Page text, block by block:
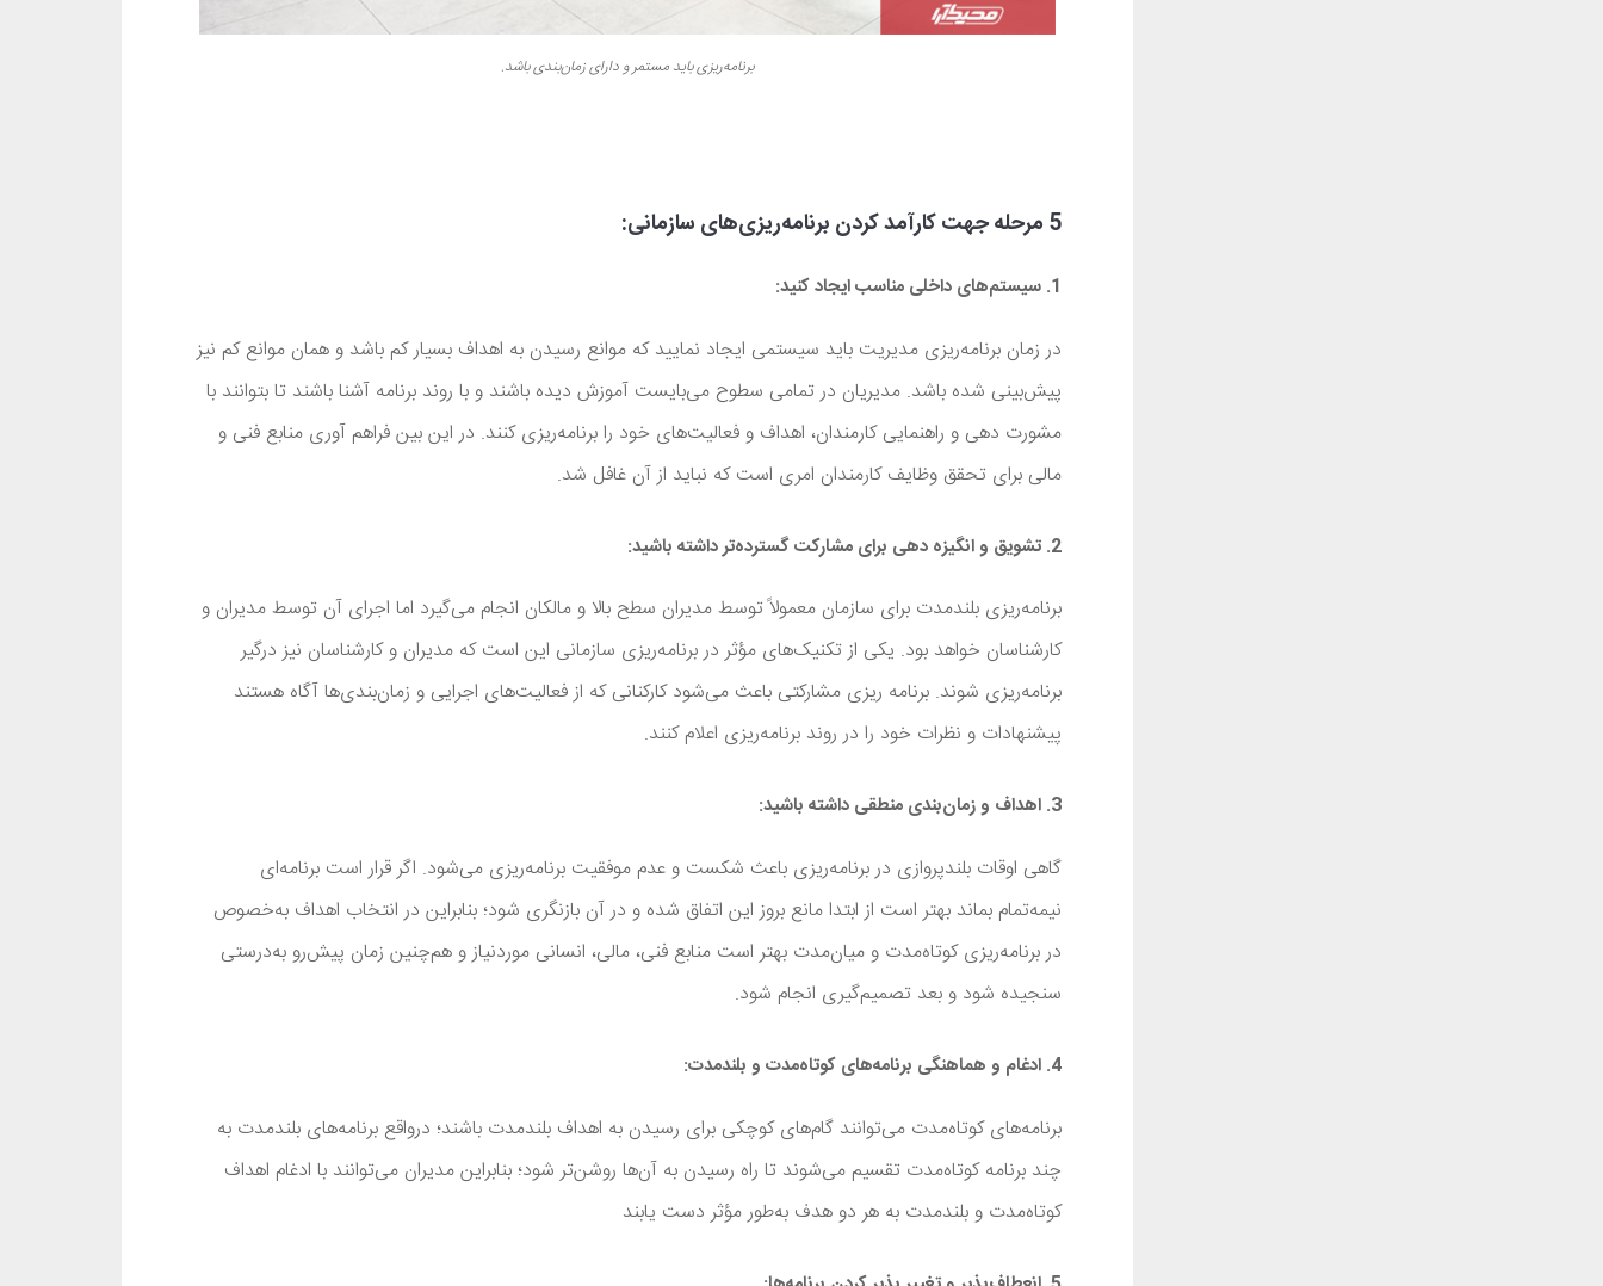
برنامه‌ریزی باید مستمر و دارای زمان‌بندی باشد.
5 مرحله جهت کارآمد کردن برنامه‌ریزی‌های سازمانی:
1. سیستم‌‌های داخلی مناسب ایجاد کنید:
در زمان برنامه‌ریزی مدیریت باید سیستمی ایجاد نمایید که موانع رسیدن به اهداف بسیار کم باشد و همان موانع کم نیز
پیش‌بینی شده باشد. مدیریان در تمامی سطوح می‌بایست آموزش دیده باشند و با روند برنامه آشنا باشند تا بتوانند با
مشورت دهی و راهنمایی کارمندان، اهداف و فعالیت‌های خود را برنامه‌ریزی کنند. در این بین فراهم آوری منابع فنی و
مالی برای تحقق وظایف کارمندان امری است که نباید از آن غافل شد.
2. تشویق و انگیزه دهی برای مشارکت گسترده‌تر داشته باشید:
برنامه‌ریزی بلندمدت برای سازمان معمولاً توسط مدیران سطح بالا و مالکان انجام می‌گیرد اما اجرای آن توسط مدیران و
کارشناسان خواهد بود. یکی از تکنیک‌های مؤثر در برنامه‌ریزی سازمانی این است که مدیران و کارشناسان نیز درگیر
برنامه‌ریزی شوند. برنامه ریزی مشارکتی باعث می‌شود کارکنانی که از فعالیت‌های اجرایی و زمان‌بندی‌ها آگاه هستند
پیشنهادات و نظرات خود را در روند برنامه‌ریزی اعلام کنند.
3. اهداف و زمان‌بندی منطقی داشته باشید:
گاهی اوقات بلندپروازی در برنامه‌ریزی باعث شکست و عدم موفقیت برنامه‌ریزی می‌شود. اگر قرار است برنامه‌ای
نیمه‌تمام بماند بهتر است از ابتدا مانع بروز این اتفاق شده و در آن بازنگری شود؛ بنابراین در انتخاب اهداف به‌خصوص
در برنامه‌ریزی کوتاه‌مدت و میان‌مدت بهتر است منابع فنی، مالی، انسانی موردنیاز و هم‌چنین زمان پیش‌رو به‌درستی
سنجیده شود و بعد تصمیم‌گیری انجام شود.
4. ادغام و هماهنگی برنامه‌های کوتاه‌مدت و بلندمدت:
برنامه‌های کوتاه‌مدت می‌توانند گام‌های کوچکی برای رسیدن به اهداف بلندمدت باشند؛ درواقع برنامه‌های بلندمدت به
چند برنامه کوتاه‌مدت تقسیم می‌شوند تا راه رسیدن به آن‌ها روشن‌تر شود؛ بنابراین مدیران می‌توانند با ادغام اهداف
کوتاه‌مدت و بلندمدت به هر دو هدف به‌طور مؤثر دست یابند